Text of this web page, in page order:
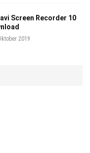
Screen Recorder 10
2019